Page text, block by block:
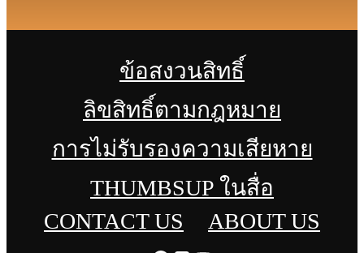
ข้อสงวนสิทธิ์
ลิขสิทธิ์ตามกฎหมาย
การไม่รับรองความเสียหาย
THUMBSUP ในสื่อ
CONTACT US
ABOUT US